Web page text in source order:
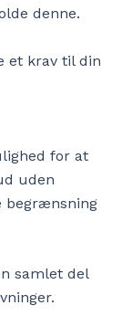
denne.
et krav til din
for at
uden
begrænsning
samlet del